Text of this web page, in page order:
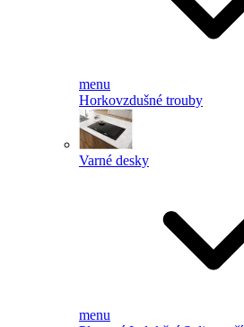
menu
Horkovzdušné trouby
Varné desky
menu